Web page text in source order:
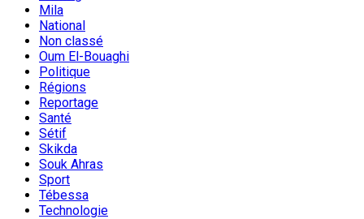
Mila
National
Non classé
Oum El-Bouaghi
Politique
Régions
Reportage
Santé
Sétif
Skikda
Souk Ahras
Sport
Tébessa
Technologie